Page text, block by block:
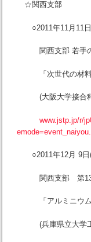
☆関西支部
○2011年11月11日
関西支部 若手の
「次世代の材料・
(大阪大学接合科
www.jstp.jp/r/
○2011年12月 9日
関西支部 第13回
「アルミニウム，
(兵庫県立大学工